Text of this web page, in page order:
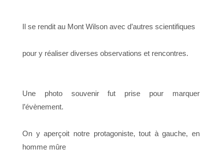
Il se rendit au Mont Wilson avec d’autres scientifiques
pour y réaliser diverses observations et rencontres.
Une photo souvenir fut prise pour marquer
l’évènement.
On y aperçoit notre protagoniste, tout à gauche, en
homme mûre